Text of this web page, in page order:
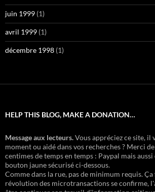
juin 1999 (1)
avril 1999 (1)
décembre 1998 (1)
HELP THIS BLOG, MAKE A DONATION…
Message aux lecteurs.Vous appréciez ce site, il
moment ou aidé dans vos recherches ? Merci
centimes de temps en temps : Paypal mais
bouton jaune sécurisé ci-dessous.
Comme dans la rue, pas de minimum requis.
révolution des microtransactions se confirme,